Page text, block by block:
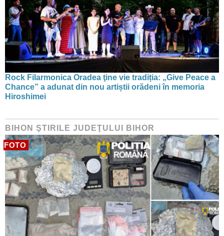
Rock Filarmonica Oradea ţine vie tradiția: „Give Peace a
Chance” a adunat din nou artiștii orădeni în memoria
Hiroshimei
BIHON ŞTIRILE JUDEŢULUI BIHOR
FOTO